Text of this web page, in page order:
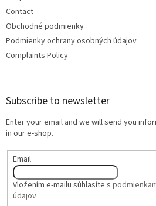
Contact
Obchodné podmienky
Podmienky ochrany osobných údajov
Complaints Policy
Subscribe to newsletter
Enter your email and we will send you
in our e-shop.
Email
Vložením e-mailu súhlasíte s
údajov